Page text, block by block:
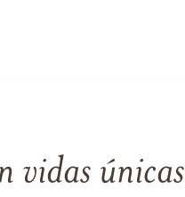
vidas únicas